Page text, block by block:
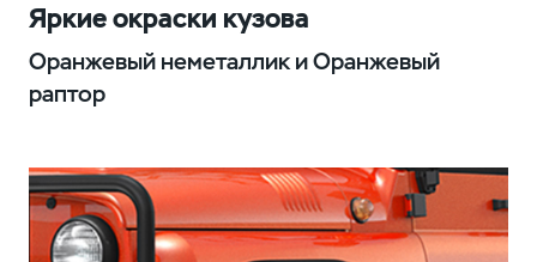
Яркие окраски кузова
Оранжевый неметаллик и Оранжевый
раптор